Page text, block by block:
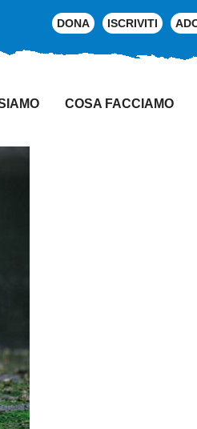
DONA ISCRIVITI
COSA FACCIAMO